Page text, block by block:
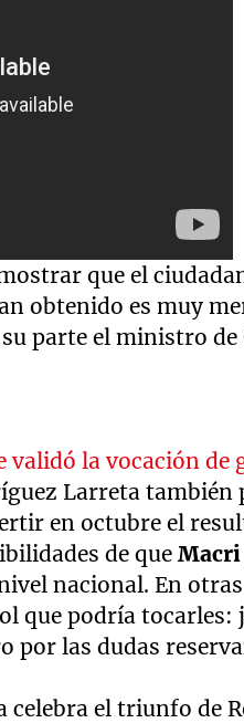
que el
obtenido es muy
parte el ministro de
la vocación de
Larreta también
en octubre el
de que
nacional. En
que podría tocarles:
por las dudas
celebra el triunfo de